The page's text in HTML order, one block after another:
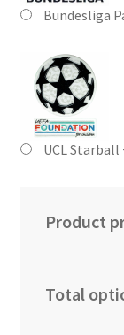
Bundesliga
UCL Starball
Product
Total